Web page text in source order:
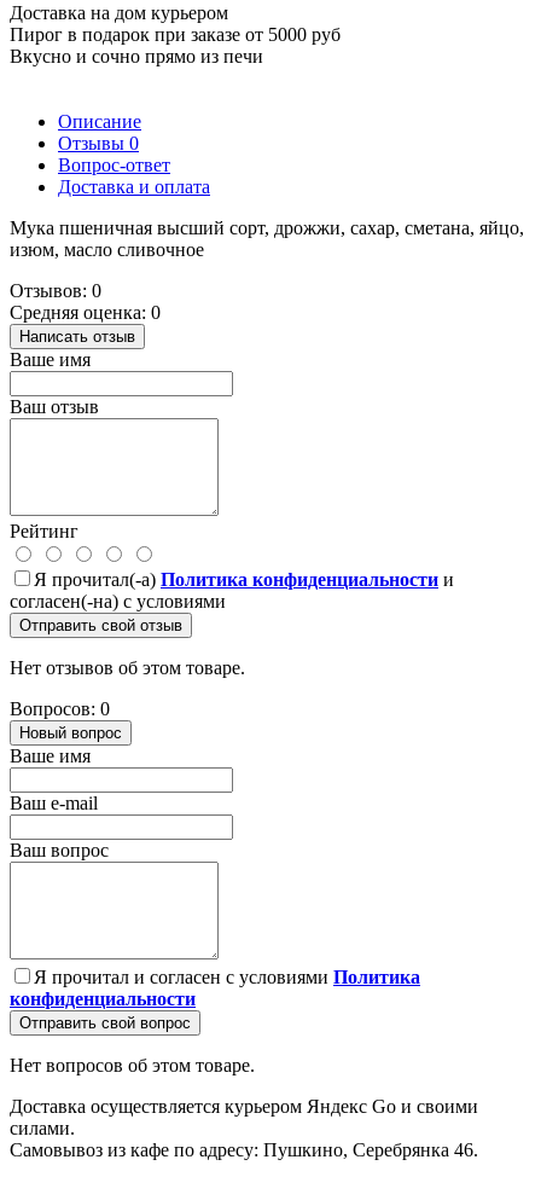
Доставка на дом курьером
Пирог в подарок при заказе от 5000 руб
Вкусно и сочно прямо из печи
Описание
Отзывы 0
Вопрос-ответ
Доставка и оплата
Мука пшеничная высший сорт, дрожжи, сахар, сметана, яйцо,
изюм, масло сливочное
Отзывов: 0
Средняя оценка: 0
Написать отзыв
Ваше имя
Ваш отзыв
Рейтинг
Я прочитал(-а) Политика конфиденциальности и
согласен(-на) с условиями
Отправить свой отзыв
Нет отзывов об этом товаре.
Вопросов: 0
Новый вопрос
Ваше имя
Ваш e-mail
Ваш вопрос
Я прочитал и согласен с условиями Политика
конфиденциальности
Отправить свой вопрос
Нет вопросов об этом товаре.
Доставка осуществляется курьером Яндекс Go и своими
силами.
Самовывоз из кафе по адресу: Пушкино, Серебрянка 46.